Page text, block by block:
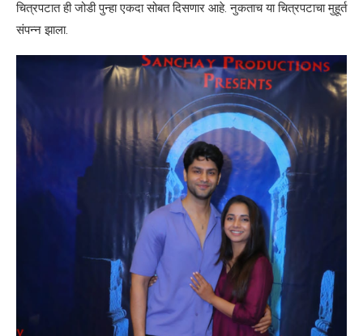
चित्रपटात ही जोडी पुन्हा एकदा सोबत दिसणार आहे. नुकताच या चित्रपटाचा मुहूर्त
संपन्न झाला.